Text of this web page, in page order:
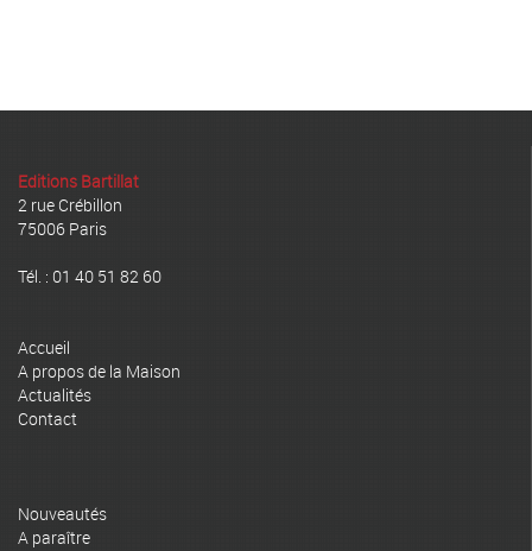
Editions Bartillat
2 rue Crébillon
75006 Paris
Tél. : 01 40 51 82 60
Accueil
A propos de la Maison
Actualités
Contact
Nouveautés
A paraître